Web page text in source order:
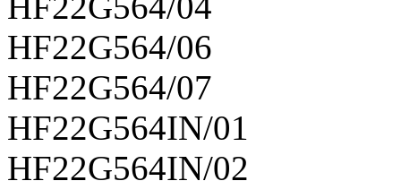
HF22G564/06
HF22G564/07
HF22G564IN/01
HF22G564IN/02